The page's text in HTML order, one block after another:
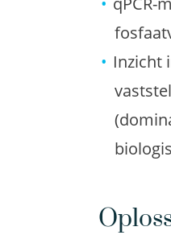
Inzicht